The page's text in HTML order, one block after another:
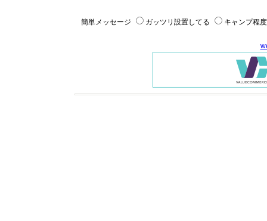
簡単メッセージ ガッツリ設置してる キャンプ程